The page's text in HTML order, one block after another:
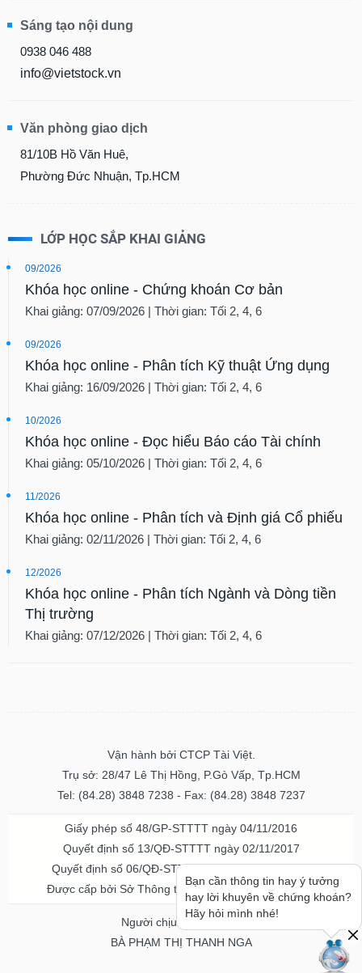
Sáng tạo nội dung
0938 046 488
info@vietstock.vn
Văn phòng giao dịch
81/10B Hồ Văn Huê,
Phường Đức Nhuận, Tp.HCM
LỚP HỌC SẮP KHAI GIẢNG
09/2026
Khóa học online - Chứng khoán Cơ bản
Khai giảng: 07/09/2026 | Thời gian: Tối 2, 4, 6
09/2026
Khóa học online - Phân tích Kỹ thuật Ứng dụng
Khai giảng: 16/09/2026 | Thời gian: Tối 2, 4, 6
10/2026
Khóa học online - Đọc hiểu Báo cáo Tài chính
Khai giảng: 05/10/2026 | Thời gian: Tối 2, 4, 6
11/2026
Khóa học online - Phân tích và Định giá Cổ phiếu
Khai giảng: 02/11/2026 | Thời gian: Tối 2, 4, 6
12/2026
Khóa học online - Phân tích Ngành và Dòng tiền
Thị trường
Khai giảng: 07/12/2026 | Thời gian: Tối 2, 4, 6
Vận hành bởi CTCP Tài Việt.
Trụ sở: 28/47 Lê Thị Hồng, P.Gò Vấp, Tp.HCM
Tel: (84.28) 3848 7238 - Fax: (84.28) 3848 7237
Giấy phép số 48/GP-STTTT ngày 04/11/2016
Quyết định số 13/QĐ-STTTT ngày 02/11/2017
Quyết định số 06/QĐ-STTTT-ICP ngày 20/07/2023
Được cấp bởi Sở Thông tin và Truyền thông TPHCM
Người chịu trách nhiệm
BÀ PHẠM THỊ THANH NGA
Bạn cần thông tin hay ý tưởng
hay lời khuyên về chứng khoán?
Hãy hỏi mình nhé!